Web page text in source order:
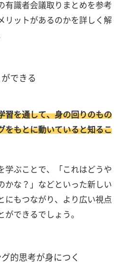
有識者会議取りまとめを参考
リットがあるのかを詳しく解
ができる
習を通して、身の回りのもの
をもとに動いていると知るこ
学ぶことで、「これはどうや
かな？」などといった新しい
にもつながり、より広い視点
ができるでしょう。
的思考が身につく